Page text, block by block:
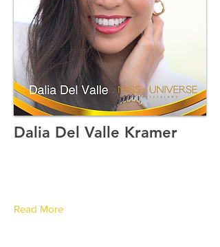
Dalia Del Valle Kramer
Read More